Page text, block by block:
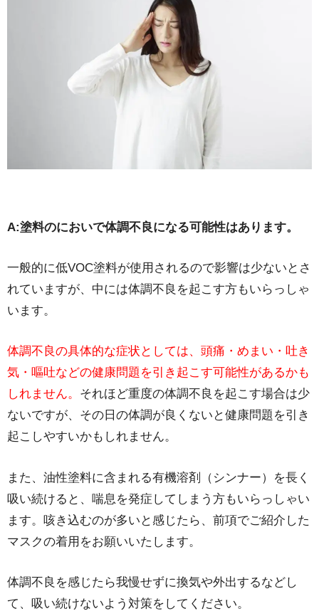
A:塗料のにおいで体調不良になる可能性はあります。
一般的に低VOC塗料が使用されるので影響は少ないとさ
れていますが、中には体調不良を起こす方もいらっしゃ
います。
体調不良の具体的な症状としては、頭痛・めまい・吐き
気・嘔吐などの健康問題を引き起こす可能性があるかも
しれません。 それほど重度の体調不良を起こす場合は少
ないですが、その日の体調が良くないと健康問題を引き
起こしやすいかもしれません。
また、油性塗料に含まれる有機溶剤（シンナー）を長く
吸い続けると、喘息を発症してしまう方もいらっしゃい
ます。咳き込むのが多いと感じたら、前項でご紹介した
マスクの着用をお願いいたします。
体調不良を感じたら我慢せずに換気や外出するなどし
て、吸い続けないよう対策をしてください。